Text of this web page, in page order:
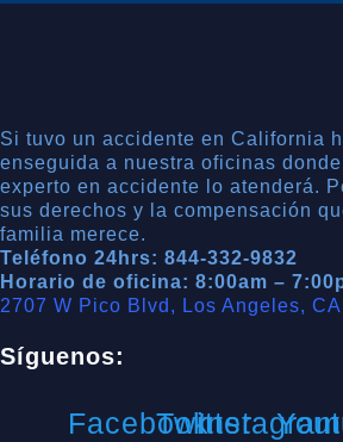
Si tuvo un accidente en California
enseguida a nuestra oficinas
experto en accidente lo atenderá.
sus derechos y la compensación
familia merece.
Teléfono 24hrs: 844-332-9832
Horario de oficina: 8:00am –
2707 W Pico Blvd, Los Angeles,
Síguenos:
Facebook
Twitter
Instagram